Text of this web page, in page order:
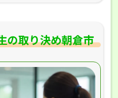
の取り決め朝倉市